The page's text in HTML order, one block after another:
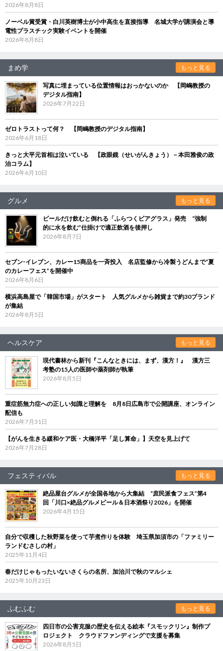
2026年8月8日
ノーベル賞受賞・白川英樹博士が小中高生を直接指導 名城大学が講演会と導
電性プラスチック実験イベントを開催
2026年8月8日
まめ学 もっと見る
写真に埋まっている位置情報はおっかないのか 【岡嶋教授の
デジタル指南】
2026年7月22日
ゼロトラストって何？ 【岡嶋教授のデジタル指南】
2026年6月18日
きっと大平元首相は泣いている 【政眼鏡（せいがんきょう）－本田雅俊の政
治コラム】
2026年6月10日
グルメ もっと見る
ビールだけ飲むと倒れる「ふらつくビアグラス」発売 “強制
的に水を飲む”仕掛けで適正飲酒を後押し
2026年8月7日
セブン‐イレブン、カレー15商品を一斉投入 名店監修から冷製うどんまで“夏
のカレーフェス”を開催中
2026年8月6日
横浜高島屋で「韓国市場」がスタート 人気グルメから雑貨まで約30ブランド
が集結
2026年8月5日
ヘルスケア もっと見る
現代書林から新刊『こんなときには、まず、漢方！』 漢方三
考塾の15人の医師や薬剤師が執筆
2026年8月5日
重症筋無力症への正しい知識と理解を 8月8日広島市で公開講座、オンライン
配信も
2026年7月31日
【がんを生きる緩和ケア医・大橋洋平「足し算命」】天空を見上げて
2026年7月28日
フェスティバル もっと見る
絶品屋台グルメが全国各地から大集結 “庶民派食フェス”第4
回「川口×絶品グルメビール＆日本酒祭り2026」を開催
2026年4月15日
自分で収穫した秋野菜を使って芋煮作りを体験 埼玉県加須市の「ファミリー
ランドむさしの村」
2025年11月4日
春だけじゃもったいないさくらの名所、加治川で秋のマルシェ
2025年10月23日
ふむふむ もっと見る
四日市の公害克服の歴史を伝える絵本『スモックリン』制作プ
ロジェクト クラウドファンディングで支援を募集
2026年8月5日